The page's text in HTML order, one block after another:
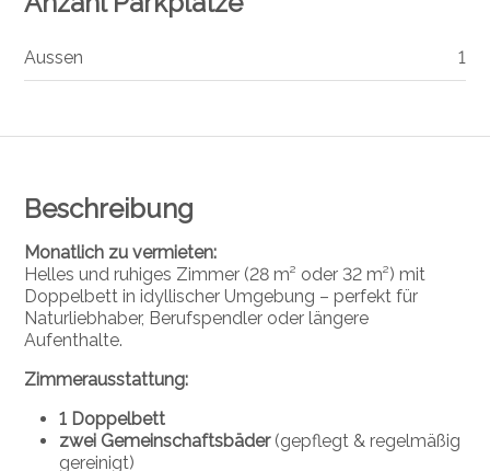
Beschreibung
Monatlich zu vermieten:
Helles und ruhiges Zimmer (28 m² oder 32 m²) mit
Doppelbett in idyllischer Umgebung – perfekt für
Naturliebhaber, Berufspendler oder längere
Aufenthalte.
Zimmerausstattung:
1 Doppelbett
zwei Gemeinschaftsbäder(gepflegt & regelmäßig
gereinigt)
Aussen 1